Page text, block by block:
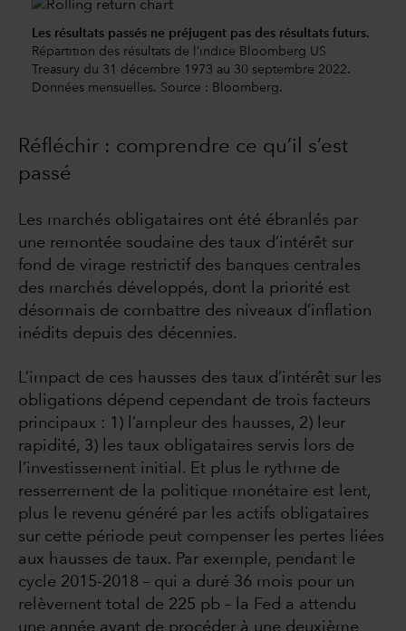
Les résultats passés ne préjugent pas des résultats futurs.
Répartition des résultats de l’indice Bloomberg US
Treasury du 31 décembre 1973 au 30 septembre 2022.
Données mensuelles. Source : Bloomberg.
Réfléchir : comprendre ce qu’il s’est
passé
Les marchés obligataires ont été ébranlés par
une remontée soudaine des taux d’intérêt sur
fond de virage restrictif des banques centrales
des marchés développés, dont la priorité est
désormais de combattre des niveaux d’inflation
inédits depuis des décennies.
L’impact de ces hausses des taux d’intérêt sur les
obligations dépend cependant de trois facteurs
principaux : 1) l’ampleur des hausses, 2) leur
rapidité, 3) les taux obligataires servis lors de
l’investissement initial. Et plus le rythme de
resserrement de la politique monétaire est lent,
plus le revenu généré par les actifs obligataires
sur cette période peut compenser les pertes liées
aux hausses de taux. Par exemple, pendant le
cycle 2015-2018 – qui a duré 36 mois pour un
relèvement total de 225 pb – la Fed a attendu
une année avant de procéder à une deuxième